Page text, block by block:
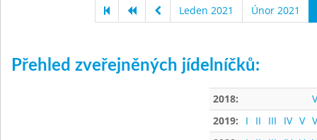
Leden 2021 Únor 2021
Přehled zveřejněných jídelníčků:
2018:
2019:
I II III IV V